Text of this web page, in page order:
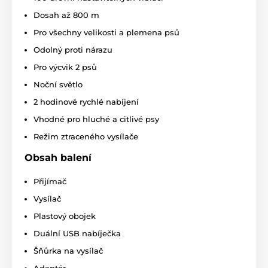
Intuitivní design a ergonomické tvary
Dosah obojku
E-collar PG-300 vám pomůže trénovat
Dosah až 800 m
Pro všechny velikosti a plemena psů
Odolný proti nárazu
Pro výcvik 2 psů
Noční světlo
2 hodinové rychlé nabíjení
Vhodné pro hluché a citlivé psy
Režim ztraceného vysílače
Obsah balení
Přijímač
Vysílač
Plastový obojek
Duální USB nabíječka
Šňůrka na vysílač